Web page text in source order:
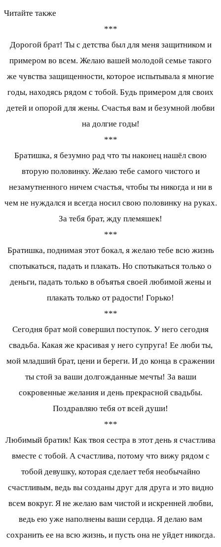
Читайте также
***
Дорогой брат! Ты с детства был для меня защитником и
примером во всем. Желаю вашей молодой семье такого
же чувства защищенности, которое испытывала я многие
годы, находясь рядом с тобой. Будь примером для своих
детей и опорой для жены. Счастья вам и безумной любви
на долгие годы!
***
Братишка, я безумно рад что ты наконец нашёл свою
вторую половинку. Желаю тебе самого чистого и
незамутненного ничем счастья, чтобы ты никогда и ни в
чем не нуждался и всегда носил свою половинку на руках.
За тебя брат, жду племяшек!
***
Братишка, поднимая этот бокал, я желаю тебе всю жизнь
спотыкаться, падать и плакать. Но спотыкаться только о
деньги, падать только в объятья своей любимой жены и
плакать только от радости! Горько!
***
Сегодня брат мой совершил поступок. У него сегодня
свадьба. Какая же красивая у него супруга! Ее люби ты,
мой младший брат, цени и береги. И до конца в сражении
ты стой за ваши долгожданные мечты! За ваши
сокровенные желания и день прекрасной свадьбы.
Поздравляю тебя от всей души!
***
Любимый братик! Как твоя сестра в этот день я счастлива
вместе с тобой. А счастлива, потому что вижу рядом с
тобой девушку, которая сделает тебя необычайно
счастливым, ведь вы созданы друг для друга и это видно
всем вокруг. Я не желаю вам чистой и искренней любви,
ведь ею уже наполнены ваши сердца. Я делаю вам
сохранить ее на всю жизнь, и пусть она не уйдет никогда.